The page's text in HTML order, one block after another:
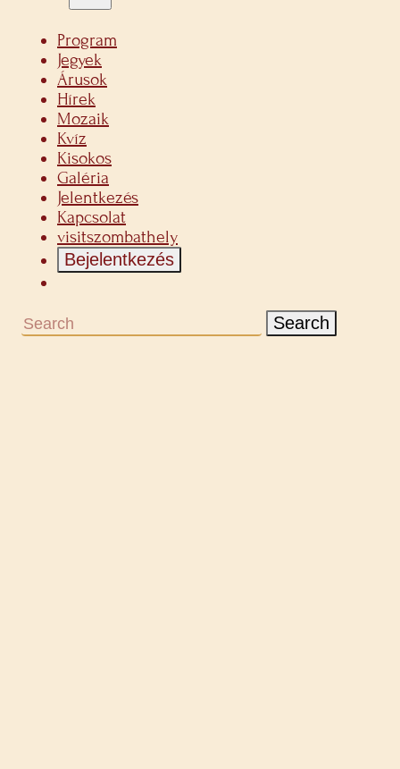
Program
Jegyek
Árusok
Hírek
Mozaik
Kvíz
Kisokos
Galéria
Jelentkezés
Kapcsolat
visitszombathely
Bejelentkezés
Search